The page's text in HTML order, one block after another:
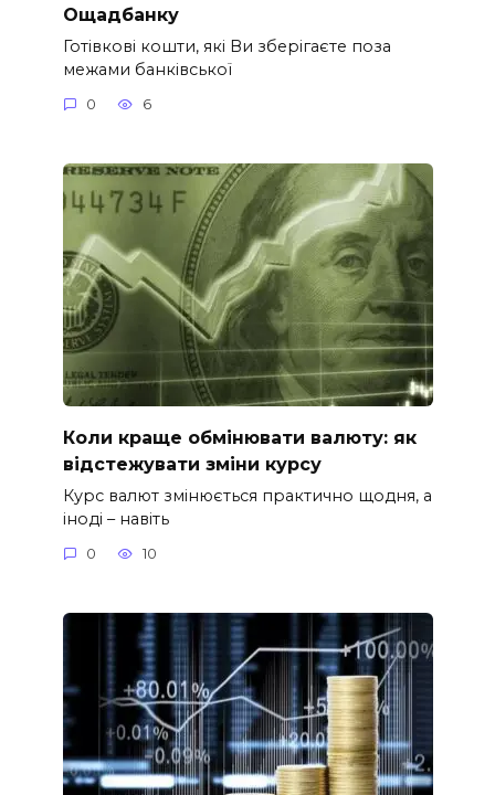
Ощадбанку
Готівкові кошти, які Ви зберігаєте поза
межами банківської
0 6
Коли краще обмінювати валюту: як
відстежувати зміни курсу
Курс валют змінюється практично щодня, а
іноді – навіть
0 10